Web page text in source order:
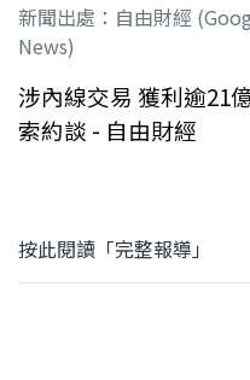
新聞出處：自由財經
News)
涉內線交易 獲利逾21
索約談 - 自由財經
按此閱讀「完整報導」